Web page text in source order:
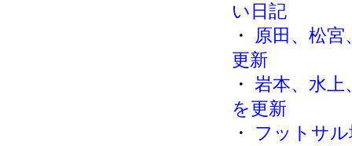
い日記
・
原田、松
更新
・ 岩本、水上
を更新
・ フットサ